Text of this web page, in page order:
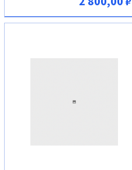
В корзину